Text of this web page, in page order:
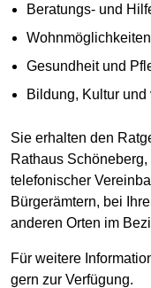
Beratungs- und
Gesundheit und
Bildung, Kultur und
Sie erhalten den
Rathaus
telefonischer
Bürgerämtern, bei
anderen Orten im
Für weitere
gern zur Verfügung.